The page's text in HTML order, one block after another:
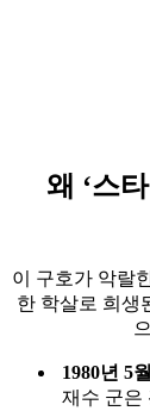
왜 ‘스
이 구호가 악랄
한 학살로 희생
1980년 5
재수 군은